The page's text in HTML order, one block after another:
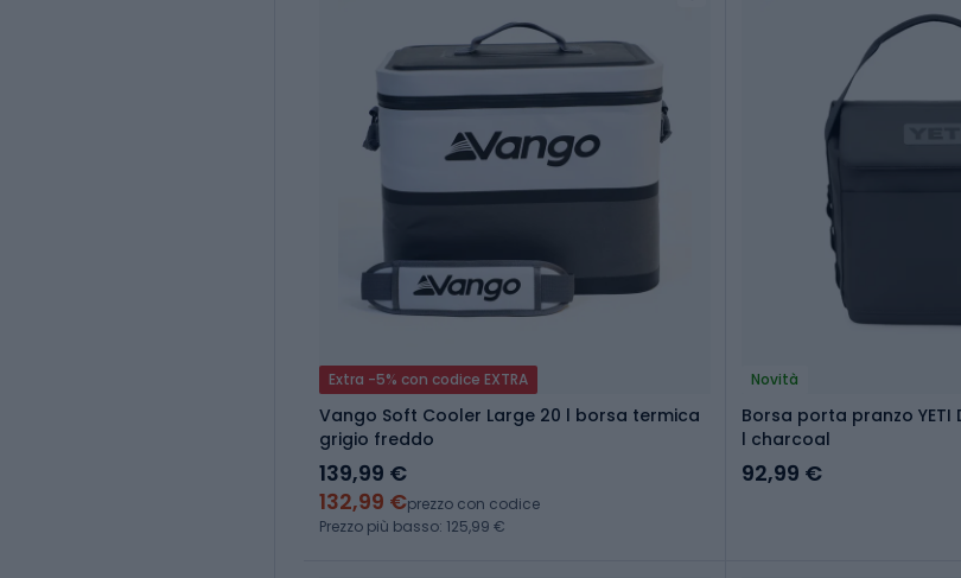
Extra -5% con codice EXTRA
Vango Soft Cooler Large 20 l borsa termica
grigio freddo
139,99 €
132,99 €prezzo con codice
Prezzo più basso: 125,99 €
Novità
Borsa porta pranzo YETI
l charcoal
92,99 €